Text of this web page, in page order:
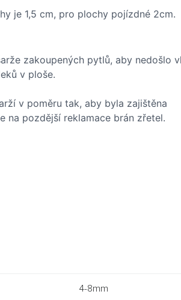
je 1,5 cm, pro plochy pojízdné 2cm.
zakoupených pytlů, aby nedošlo
v ploše.
v poměru tak, aby byla zajištěna
na pozdější reklamace brán zřetel.
4-8mm